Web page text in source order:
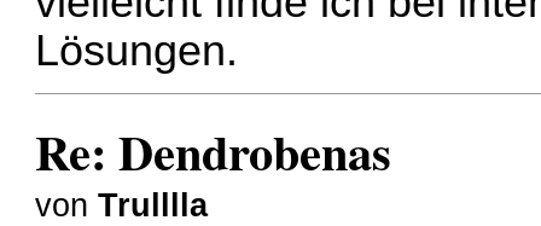
Lösungen.
Re: Dendrobenas
vonTrulllla